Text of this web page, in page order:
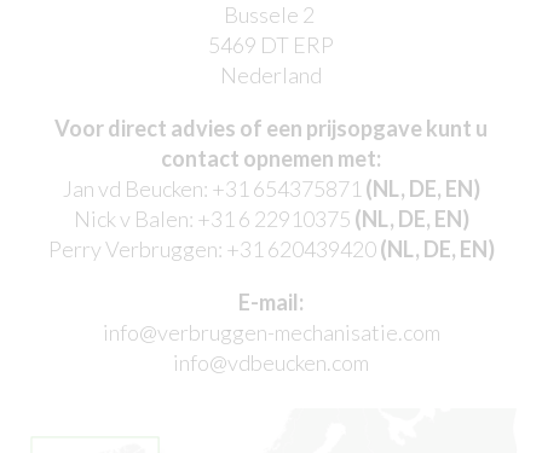
Bussele 2
5469 DT ERP
Nederland
Voor direct advies of een prijsopgave kunt u
contact opnemen met:
Jan vd Beucken: +31 654375871 (NL, DE, EN)
Nick v Balen: +31 6 22910375 (NL, DE, EN)
Perry Verbruggen: +31 620439420(NL, DE, EN)
E-mail:
info@verbruggen-mechanisatie.com
info@vdbeucken.com